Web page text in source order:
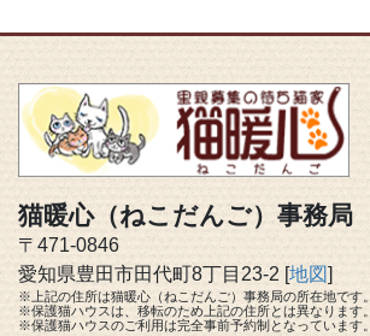
猫暖心（ねこだんご）事務局
〒471-0846
愛知県豊田市田代町8丁目23-2 [地図]
※上記の住所は猫暖心（ねこだんご）事務局の所在地です。
※保護猫ハウスは、移転のため上記の住所とは異なります。
※保護猫ハウスのご利用は完全事前予約制となっています。